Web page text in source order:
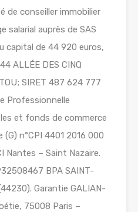
de conseiller immobilier
salarial auprès de SAS
capital de 44 920 euros,
ALLÉE DES CINQ
SIRET 487 624 777
Professionnelle
et fonds de commerce
n°CPI 4401 2016 000
Nantes – Saint Nazaire.
BPA SAINT-
Garantie GALIAN-
75008 Paris –